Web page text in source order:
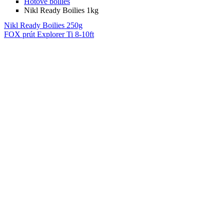
Nikl Ready Boilies 1kg
Nikl Ready Boilies 250g
FOX prút Explorer Ti 8-10ft